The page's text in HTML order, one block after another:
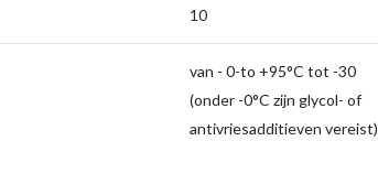
10
van - 0-to +95°C tot -30
(onder -0°C zijn glycol- of
antivriesadditieven vereist)